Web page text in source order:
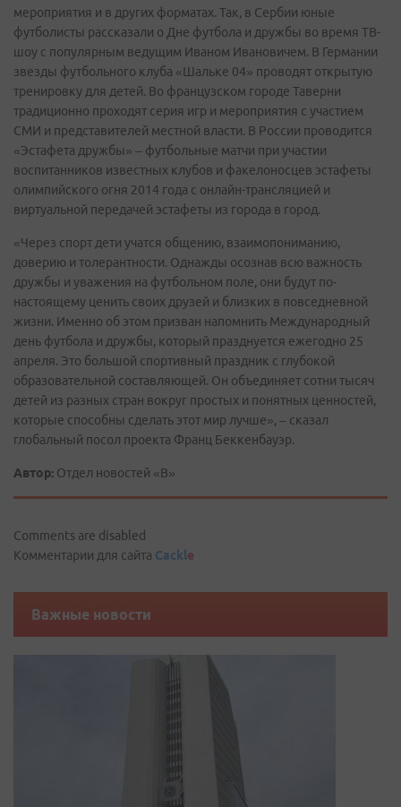
мероприятия и в других форматах. Так, в Сербии юные
футболисты рассказали о Дне футбола и дружбы во время ТВ-
шоу с популярным ведущим Иваном Ивановичем. В Германии
звезды футбольного клуба «Шальке 04» проводят открытую
тренировку для детей. Во французском городе Таверни
традиционно проходят серия игр и мероприятия с участием
СМИ и представителей местной власти. В России проводится
«Эстафета дружбы» – футбольные матчи при участии
воспитанников известных клубов и факелоносцев эстафеты
олимпийского огня 2014 года с онлайн-трансляцией и
виртуальной передачей эстафеты из города в город.
«Через спорт дети учатся общению, взаимопониманию,
доверию и толерантности. Однажды осознав всю важность
дружбы и уважения на футбольном поле, они будут по-
настоящему ценить своих друзей и близких в повседневной
жизни. Именно об этом призван напомнить Международный
день футбола и дружбы, который празднуется ежегодно 25
апреля. Это большой спортивный праздник с глубокой
образовательной составляющей. Он объединяет сотни тысяч
детей из разных стран вокруг простых и понятных ценностей,
которые способны сделать этот мир лучше», – сказал
глобальный посол проекта Франц Беккенбауэр.
Автор: Отдел новостей «В»
Comments are disabled
Комментарии для сайта Cackle
Важные новости